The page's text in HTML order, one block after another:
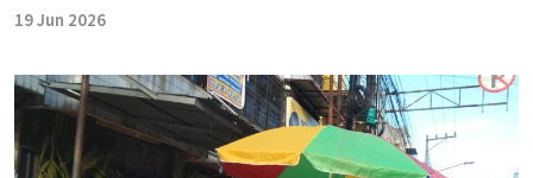
19 Jun 2026